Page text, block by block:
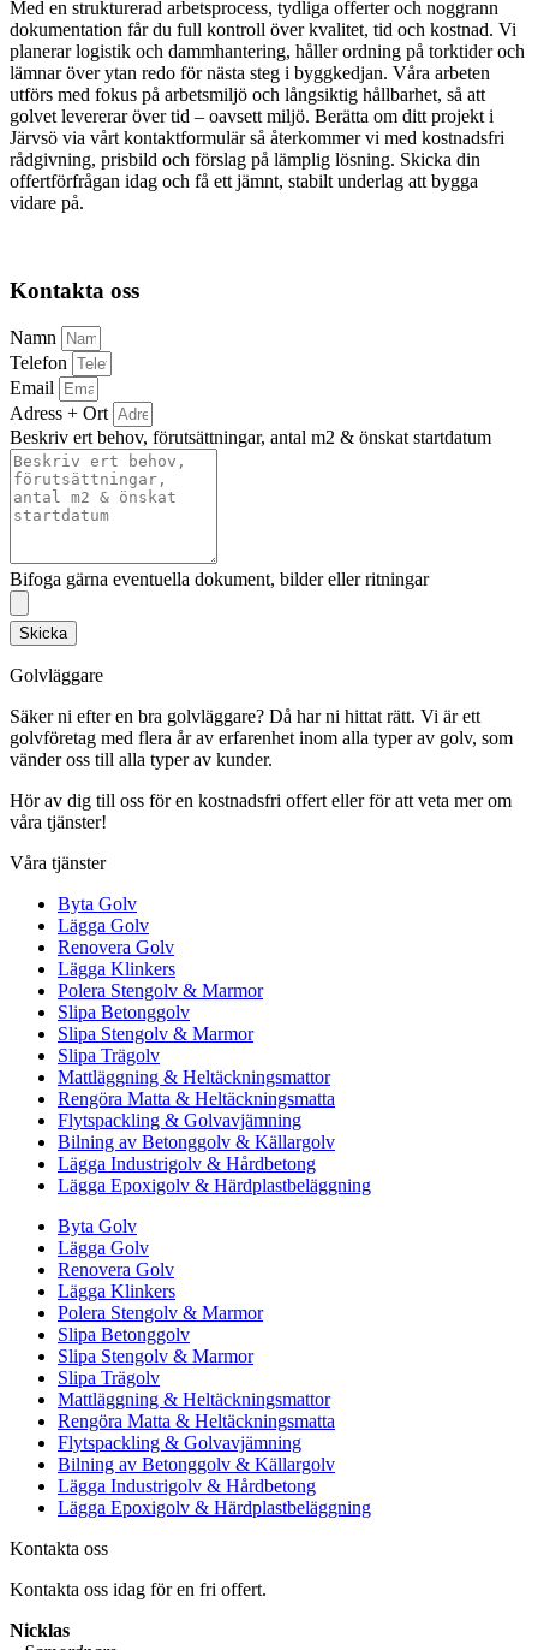
Med en strukturerad arbetsprocess, tydliga offerter och noggrann
dokumentation får du full kontroll över kvalitet, tid och kostnad. Vi
planerar logistik och dammhantering, håller ordning på torktider och
lämnar över ytan redo för nästa steg i byggkedjan. Våra arbeten
utförs med fokus på arbetsmiljö och långsiktig hållbarhet, så att
golvet levererar över tid – oavsett miljö. Berätta om ditt projekt i
Järvsö via vårt kontaktformulär så återkommer vi med kostnadsfri
rådgivning, prisbild och förslag på lämplig lösning. Skicka din
offertförfrågan idag och få ett jämnt, stabilt underlag att bygga
vidare på.
Kontakta oss
Namn
Telefon
Email
Adress + Ort
Beskriv ert behov, förutsättningar, antal m2 & önskat startdatum
Bifoga gärna eventuella dokument, bilder eller ritningar
Skicka
Golvläggare
Säker ni efter en bra golvläggare? Då har ni hittat rätt. Vi är ett
golvföretag med flera år av erfarenhet inom alla typer av golv, som
vänder oss till alla typer av kunder.
Hör av dig till oss för en kostnadsfri offert eller för att veta mer om
våra tjänster!
Våra tjänster
Byta Golv
Lägga Golv
Renovera Golv
Lägga Klinkers
Polera Stengolv & Marmor
Slipa Betonggolv
Slipa Stengolv & Marmor
Slipa Trägolv
Mattläggning & Heltäckningsmattor
Rengöra Matta & Heltäckningsmatta
Flytspackling & Golvavjämning
Bilning av Betonggolv & Källargolv
Lägga Industrigolv & Hårdbetong
Lägga Epoxigolv & Härdplastbeläggning
Byta Golv
Lägga Golv
Renovera Golv
Lägga Klinkers
Polera Stengolv & Marmor
Slipa Betonggolv
Slipa Stengolv & Marmor
Slipa Trägolv
Mattläggning & Heltäckningsmattor
Rengöra Matta & Heltäckningsmatta
Flytspackling & Golvavjämning
Bilning av Betonggolv & Källargolv
Lägga Industrigolv & Hårdbetong
Lägga Epoxigolv & Härdplastbeläggning
Kontakta oss
Kontakta oss idag för en fri offert.
Nicklas